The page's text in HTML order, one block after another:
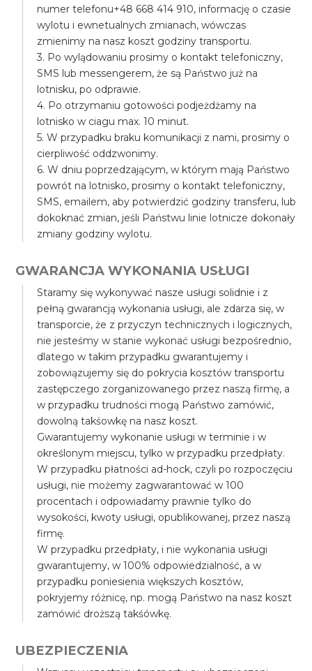
numer telefonu+48 668 414 910, informację o czasie
wylotu i ewnetualnych zmianach, wówczas
zmienimy na nasz koszt godziny transportu.
3. Po wylądowaniu prosimy o kontakt telefoniczny,
SMS lub messengerem, że są Państwo już na
lotnisku, po odprawie.
4. Po otrzymaniu gotowości podjeżdżamy na
lotnisko w ciagu max. 10 minut.
5. W przypadku braku komunikacji z nami, prosimy o
cierpliwość oddzwonimy.
6. W dniu poprzedzającym, w którym mają Państwo
powrót na lotnisko, prosimy o kontakt telefoniczny,
SMS, emailem, aby potwierdzić godziny transferu, lub
dokoknać zmian, jeśli Państwu linie lotnicze dokonały
zmiany godziny wylotu.
GWARANCJA WYKONANIA USŁUGI
Staramy się wykonywać nasze usługi solidnie i z
pełną gwarancją wykonania usługi, ale zdarza się, w
transporcie, że z przyczyn technicznych i logicznych,
nie jesteśmy w stanie wykonać usługi bezpośrednio,
dlatego w takim przypadku gwarantujemy i
zobowiązujemy się do pokrycia kosztów transportu
zastępczego zorganizowanego przez naszą firmę, a
w przypadku trudności mogą Państwo zamówić,
dowolną takśowkę na nasz koszt.
Gwarantujemy wykonanie usługi w terminie i w
określonym miejscu, tylko w przypadku przedpłaty.
W przypadku płatności ad-hock, czyli po rozpoczęciu
usługi, nie możemy zagwarantować w 100
procentach i odpowiadamy prawnie tylko do
wysokości, kwoty usługi, opublikowanej, przez naszą
firmę.
W przypadku przedpłaty, i nie wykonania usługi
gwarantujemy, w 100% odpowiedzialność, a w
przypadku poniesienia większych kosztów,
pokryjemy różnicę, np. mogą Państwo na nasz koszt
zamówić droższą takśówkę.
UBEZPIECZENIA